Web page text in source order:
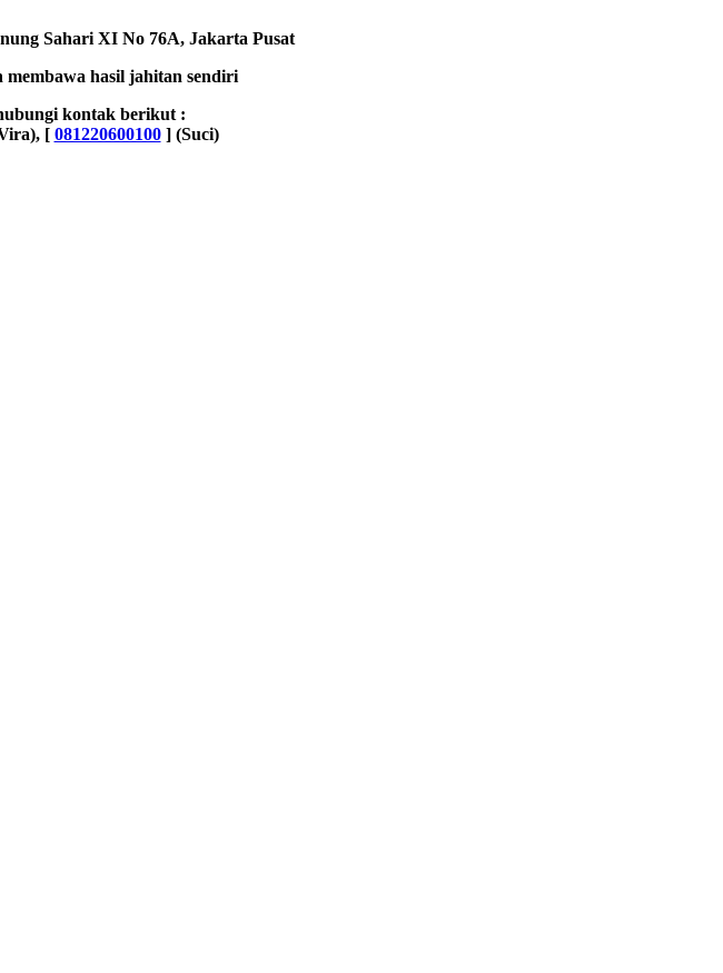
Sahari XI No 76A, Jakarta Pusat
hasil jahitan sendiri
kontak berikut :
[ 081220600100] (Suci)